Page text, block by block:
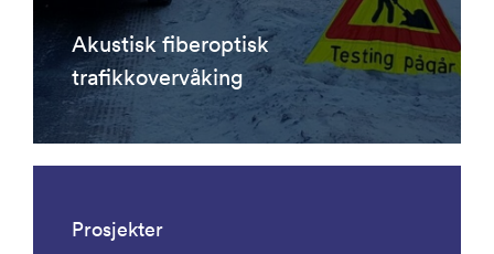
Akustisk fiberoptisk
trafikkovervåking
Prosjekter